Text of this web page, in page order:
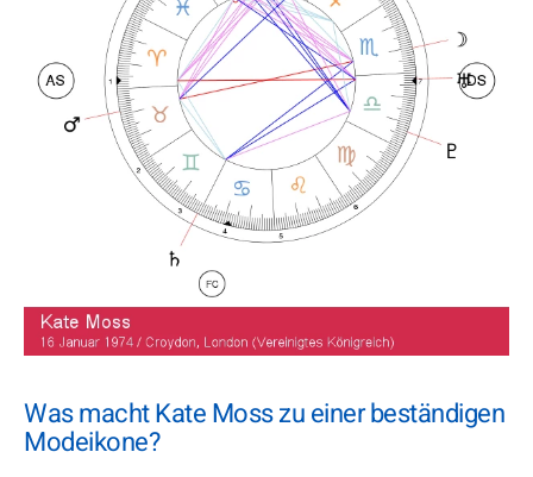
Was macht Kate Moss zu einer beständigen
Modeikone?